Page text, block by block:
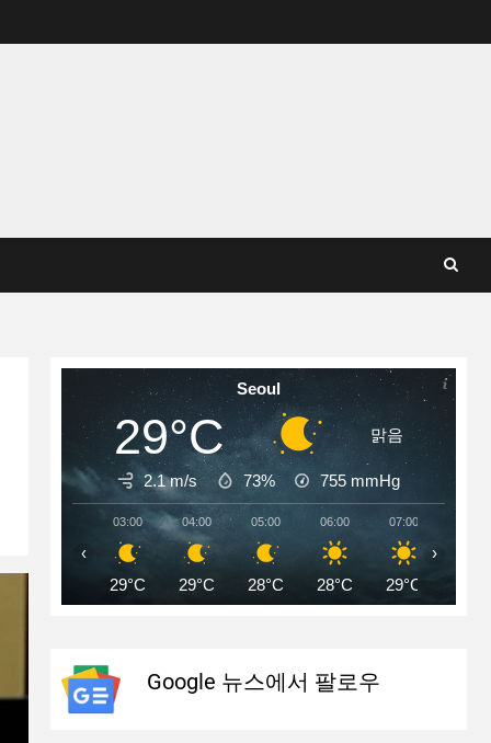
Seoul
29°C 맑음
2.1 m/s 73% 755 mmHg
03:00
29°C
04:00
29°C
05:00
28°C
06:00
28°C
07:00
29°C
‹ ›
Google 뉴스에서 팔로우